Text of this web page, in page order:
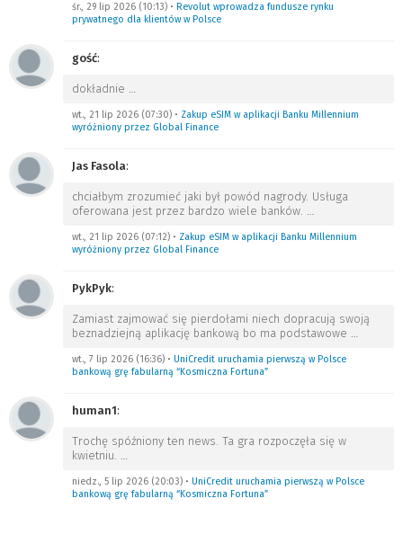
śr., 29 lip 2026 (10:13) • Revolut wprowadza fundusze rynku
prywatnego dla klientów w Polsce
gość:
dokładnie …
wt., 21 lip 2026 (07:30) • Zakup eSIM w aplikacji Banku Millennium
wyróżniony przez Global Finance
Jas Fasola:
chciałbym zrozumieć jaki był powód nagrody. Usługa
oferowana jest przez bardzo wiele banków. …
wt., 21 lip 2026 (07:12) • Zakup eSIM w aplikacji Banku Millennium
wyróżniony przez Global Finance
PykPyk:
Zamiast zajmować się pierdołami niech dopracują swoją
beznadziejną aplikację bankową bo ma podstawowe …
wt., 7 lip 2026 (16:36) • UniCredit uruchamia pierwszą w Polsce
bankową grę fabularną “Kosmiczna Fortuna”
human1:
Trochę spóźniony ten news. Ta gra rozpoczęła się w
kwietniu. …
niedz., 5 lip 2026 (20:03) • UniCredit uruchamia pierwszą w Polsce
bankową grę fabularną “Kosmiczna Fortuna”